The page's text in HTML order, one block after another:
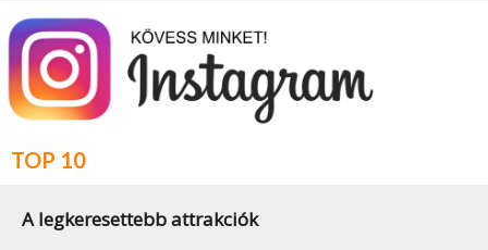
TOP 10
A legkeresettebb attrakciók